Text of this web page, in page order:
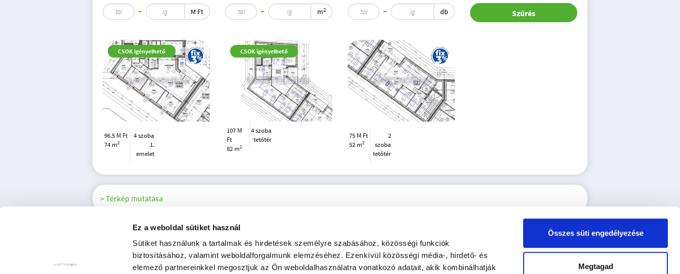
Ez a weboldal sütiket használ
Sütiket használunk a tartalmak és hirdetések személyre szabásához, közösségi funkciók
biztosításához, valamint weboldalforgalmunk elemzéséhez. Ezenkívül közösségi média-, hirdető- és
elemező partnereinkkel megosztjuk az Ön weboldalhasználatra vonatkozó adatait, akik kombinálhatják
Összes süti engedélyezése
Megtagad
M Ft m2 db Szűrés
CSOK igényelhető
96.5 M Ft
74 m2
4 szoba
1.
emelet
CSOK igényelhető
107 M
Ft
82 m2
4 szoba
tetőtér
75 M Ft
52 m2
2
szoba
tetőtér
> Térkép mutatása